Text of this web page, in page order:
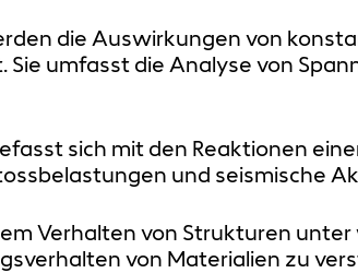
die Auswirkungen von
umfasst die Analyse von
sich mit den Reaktionen
und seismische
Verhalten von Strukturen
von Materialien zu